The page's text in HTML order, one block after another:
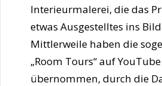
Interieurmalerei, die das
etwas Ausgestelltes ins
Mittlerweile haben die
„Room Tours“ auf
übernommen, durch die